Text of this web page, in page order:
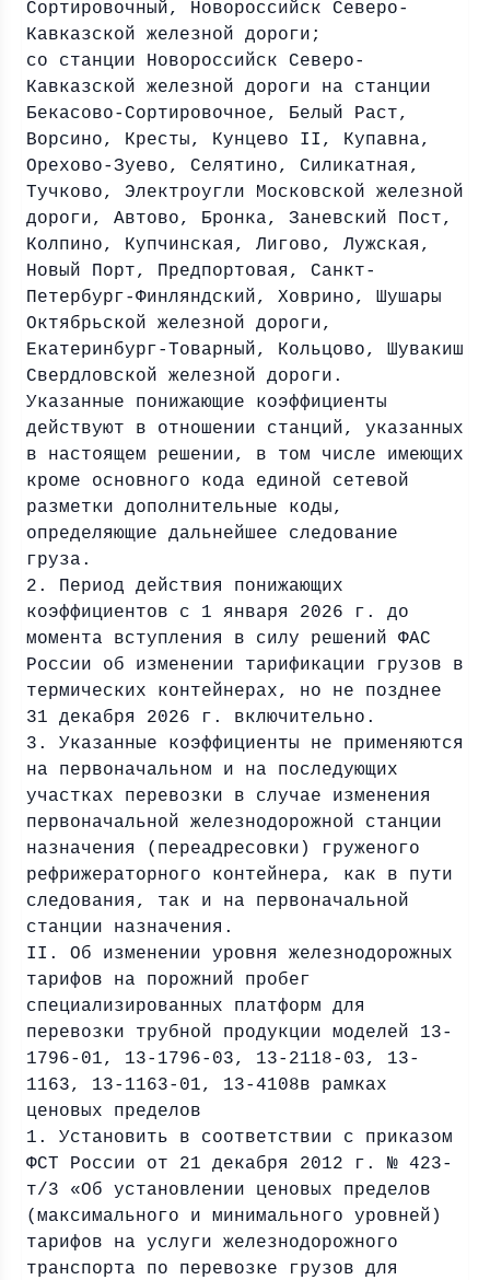
Сортировочный, Новороссийск Северо-
Кавказской железной дороги;
со станции Новороссийск Северо-
Кавказской железной дороги на станции
Бекасово-Сортировочное, Белый Раст,
Ворсино, Кресты, Кунцево II, Купавна,
Орехово-Зуево, Селятино, Силикатная,
Тучково, Электроугли Московской железной
дороги, Автово, Бронка, Заневский Пост,
Колпино, Купчинская, Лигово, Лужская,
Новый Порт, Предпортовая, Санкт-
Петербург-Финляндский, Ховрино, Шушары
Октябрьской железной дороги,
Екатеринбург-Товарный, Кольцово, Шувакиш
Свердловской железной дороги.
Указанные понижающие коэффициенты
действуют в отношении станций, указанных
в настоящем решении, в том числе имеющих
кроме основного кода единой сетевой
разметки дополнительные коды,
определяющие дальнейшее следование
груза.
2. Период действия понижающих
коэффициентов с 1 января 2026 г. до
момента вступления в силу решений ФАС
России об изменении тарификации грузов в
термических контейнерах, но не позднее
31 декабря 2026 г. включительно.
3. Указанные коэффициенты не применяются
на первоначальном и на последующих
участках перевозки в случае изменения
первоначальной железнодорожной станции
назначения (переадресовки) груженого
рефрижераторного контейнера, как в пути
следования, так и на первоначальной
станции назначения.
II. Об изменении уровня железнодорожных
тарифов на порожний пробег
специализированных платформ для
перевозки трубной продукции моделей 13-
1796-01, 13-1796-03, 13-2118-03, 13-
1163, 13-1163-01, 13-4108в рамках
ценовых пределов
1. Установить в соответствии с приказом
ФСТ России от 21 декабря 2012 г. № 423-
т/3 «Об установлении ценовых пределов
(максимального и минимального уровней)
тарифов на услуги железнодорожного
транспорта по перевозке грузов для